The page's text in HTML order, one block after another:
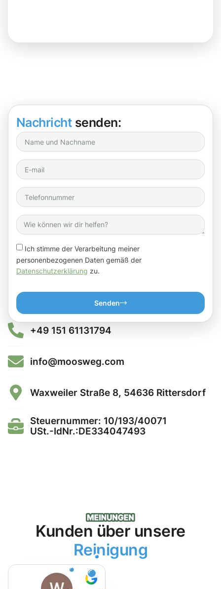
Nachricht senden:
Ich stimme der Verarbeitung meiner
personenbezogenen Daten gemäß der
Datenschutzerklärung zu.
Senden
+49 151 61131794
info@moosweg.com
Waxweiler Straße 8, 54636 Rittersdorf
Steuernummer: 10/193/40071
USt.-IdNr.:DE334047493
Kunden über unsere
Reinigung